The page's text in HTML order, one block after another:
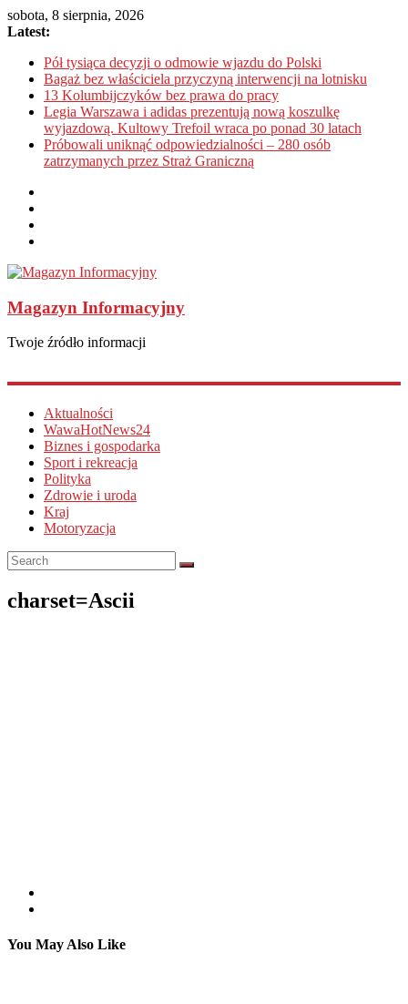
sobota, 8 sierpnia, 2026
Latest:
Pół tysiąca decyzji o odmowie wjazdu do Polski
Bagaż bez właściciela przyczyną interwencji na lotnisku
13 Kolumbijczyków bez prawa do pracy
Legia Warszawa i adidas prezentują nową koszulkę
wyjazdową. Kultowy Trefoil wraca po ponad 30 latach
Próbowali uniknąć odpowiedzialności – 280 osób
zatrzymanych przez Straż Graniczną
Magazyn Informacyjny
Twoje źródło informacji
Aktualności
WawaHotNews24
Biznes i gospodarka
Sport i rekreacja
Polityka
Zdrowie i uroda
Kraj
Motoryzacja
charset=Ascii
You May Also Like